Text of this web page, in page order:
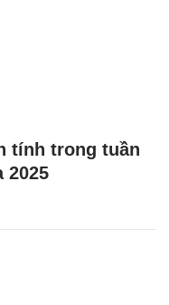
tính trong tuần
2025